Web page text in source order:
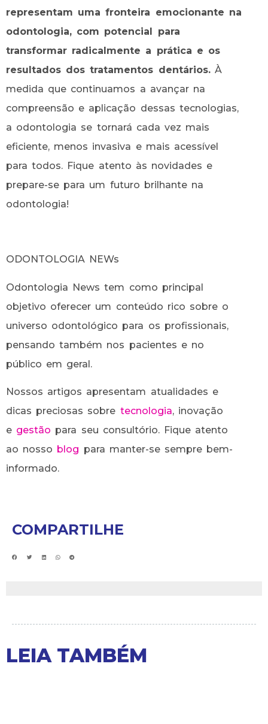
representam uma fronteira emocionante na
odontologia, com potencial para
transformar radicalmente a prática e os
resultados dos tratamentos dentários.À
medida que continuamos a avançar na
compreensão e aplicação dessas tecnologias,
a odontologia se tornará cada vez mais
eficiente, menos invasiva e mais acessível
para todos. Fique atento às novidades e
prepare-se para um futuro brilhante na
odontologia!
ODONTOLOGIA NEWs
Odontologia News tem como principal
objetivo oferecer um conteúdo rico sobre o
universo odontológico para os profissionais,
pensando também nos pacientes e no
público em geral.
Nossos artigos apresentam atualidades e
dicas preciosas sobre tecnologia, inovação
e gestão para seu consultório. Fique atento
ao nosso blog para manter-se sempre bem-
informado.
COMPARTILHE
LEIA TAMBÉM